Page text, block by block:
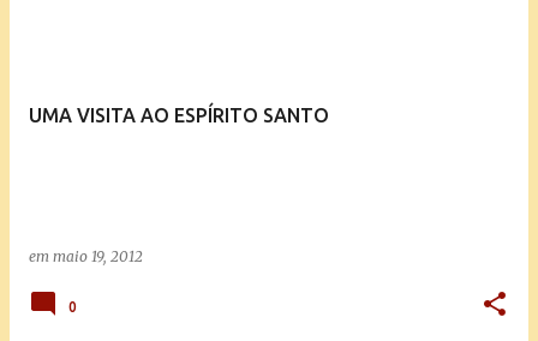
UMA VISITA AO ESPÍRITO SANTO
em maio 19, 2012
0